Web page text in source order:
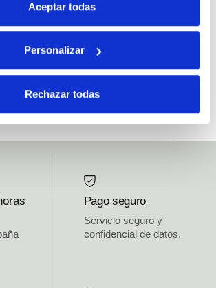
Aceptar todas
Personalizar
Rechazar todas
Acceder, rectificar y suprimir los datos, así como
explica en la información adicional.
SUBSCRIBETE AHORA
Pago seguro
Servicio seguro y
confidencial de datos.